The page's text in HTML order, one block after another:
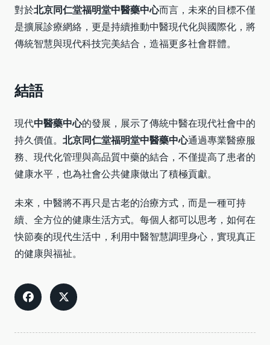
對於北京同仁堂福明堂中醫藥中心而言，未來的目標不僅
是擴展診療網絡，更是持續推動中醫現代化與國際化，將
傳統智慧與現代科技完美結合，造福更多社會群體。
結語
現代中醫藥中心的發展，展示了傳統中醫在現代社會中的
持久價值。 北京同仁堂福明堂中醫藥中心通過專業醫療服
務、現代化管理與高品質中藥的結合，不僅提高了患者的
健康水平，也為社會公共健康做出了積極貢獻。
未來，中醫將不再只是古老的治療方式，而是一種可持
續、全方位的健康生活方式。每個人都可以思考，如何在
快節奏的現代生活中，利用中醫智慧調理身心，實現真正
的健康與福祉。